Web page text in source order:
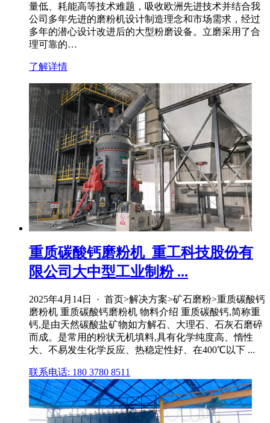
量低、耗能高等技术难题，吸收欧洲先进技术并结合我
公司多年先进的磨粉机设计制造理念和市场需求，经过
多年的潜心设计改进后的大型粉磨设备。立磨采用了合
理可靠的…
了解详情
重质碳酸钙磨粉机_重工科技股份有
限公司大中型工业制粉 ...
2025年4月14日 · 首页>解决方案>矿石磨粉>重质碳酸钙
磨粉机 重质碳酸钙磨粉机 物料介绍 重质碳酸钙,简称重
钙,是由天然碳酸盐矿物如方解石、大理石、石灰石磨碎
而成。是常用的粉状无机填料,具有化学纯度高、惰性
大、不易发生化学反应、热稳定性好、在400℃以下 ...
联系电话: 180 3780 8511